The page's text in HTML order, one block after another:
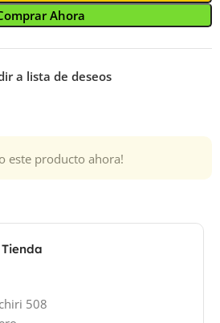
Ahora
a lista de deseos
este producto ahora!
508